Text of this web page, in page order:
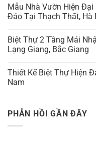
Mẫu Nhà Vườn Hiện Đại
Đáo Tại Thạch Thất, Hà
Biệt Thự 2 Tầng Mái
Lạng Giang, Bắc Giang
Thiết Kế Biệt Thự Hiện
Nam
PHẢN HỒI GẦN ĐÂY